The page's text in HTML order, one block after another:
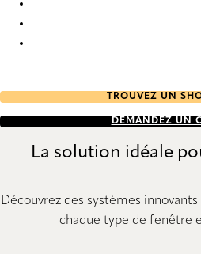
TROUVEZ UN
DEMANDEZ UN
La solution idéale
Découvrez des systèmes
chaque type de fenêtre